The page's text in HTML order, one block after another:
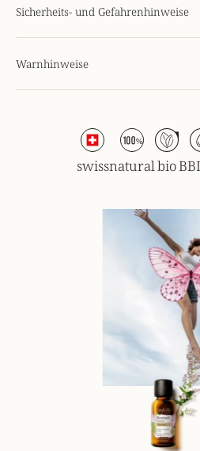
Sicherheits- und Gefahrenhinweise
Warnhinweise
swissnaturalbio